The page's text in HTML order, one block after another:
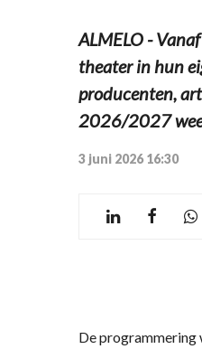
ALMELO -
theater in hun
producenten,
2026/2027
3 juni 2026 16:30
De